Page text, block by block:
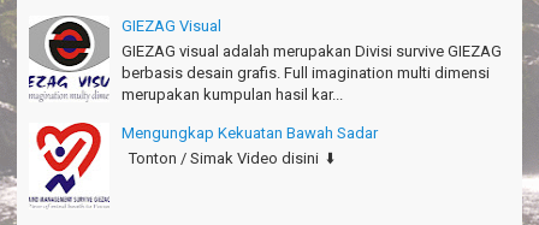
GIEZAG Visual
GIEZAG visual adalah merupakan Divisi survive GIEZAG
berbasis desain grafis. Full imagination multi dimensi
merupakan kumpulan hasil kar...
Mengungkap Kekuatan Bawah Sadar
Tonton / Simak Video disini ⬇️